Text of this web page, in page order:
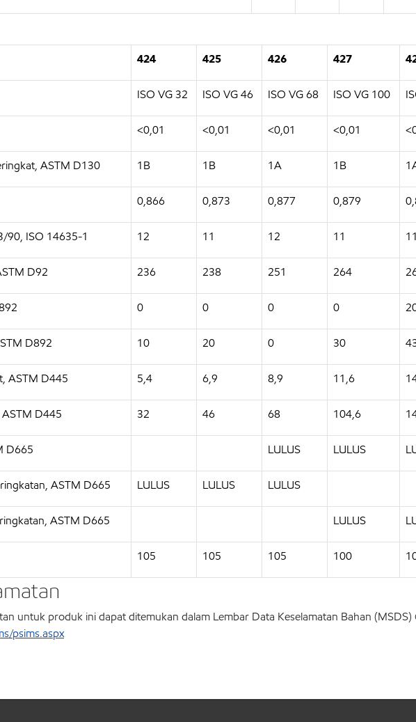
424 425 426 427
ISO VG 32 ISO VG 46 ISO VG 68 ISO VG 100
<0,01 <0,01 <0,01 <0,01
ASTM D130 1B 1B 1A 1B
0,866 0,873 0,877 0,879
90, ISO 14635-1 12 11 12 11
D92 236 238 251 264
0 0 0 0
D892 10 20 0 30
ASTM D445 5,4 6,9 8,9 11,6
D445 32 46 68 104,6
D665 LULUS LULUS
ASTM D665 LULUS LULUS LULUS
ASTM D665 LULUS
105 105 105 100
untuk produk ini dapat ditemukan dalam Lembar Data Keselamatan Bahan (MSDS)
psims.aspx